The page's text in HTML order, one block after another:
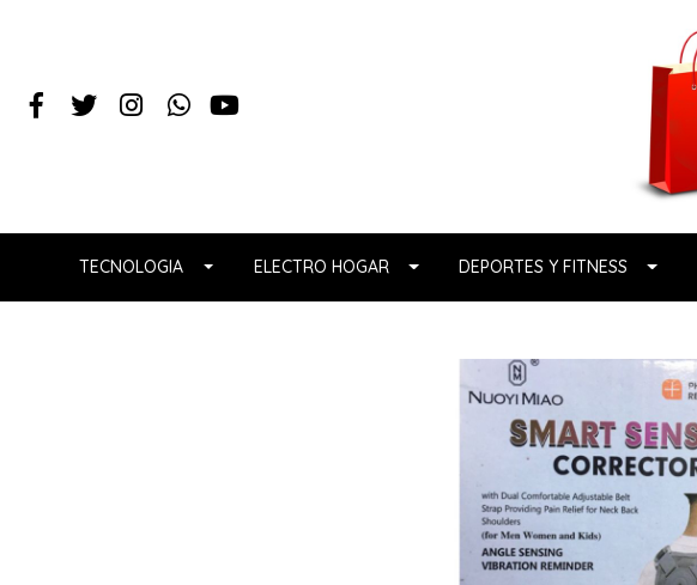
TECNOLOGIA ELECTRO HOGAR DEPORTES Y FITNESS